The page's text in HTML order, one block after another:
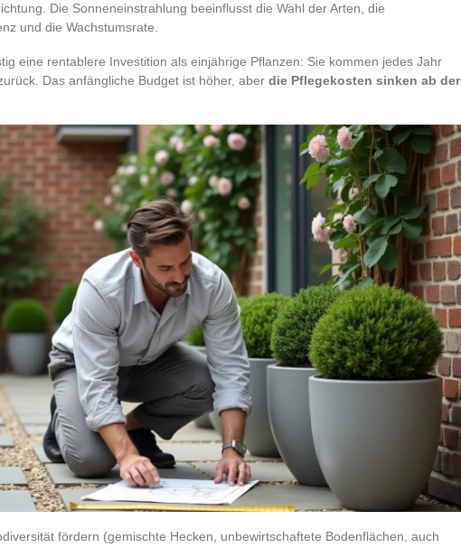
Die Sonneneinstrahlung beeinflusst die Wahl der Arten, die
und die Wachstumsrate.
eine rentablere Investition als einjährige Pflanzen: Sie kommen jedes Jahr
Das anfängliche Budget ist höher, aber die Pflegekosten sinken ab der
fördern (gemischte Hecken, unbewirtschaftete Bodenflächen, auch